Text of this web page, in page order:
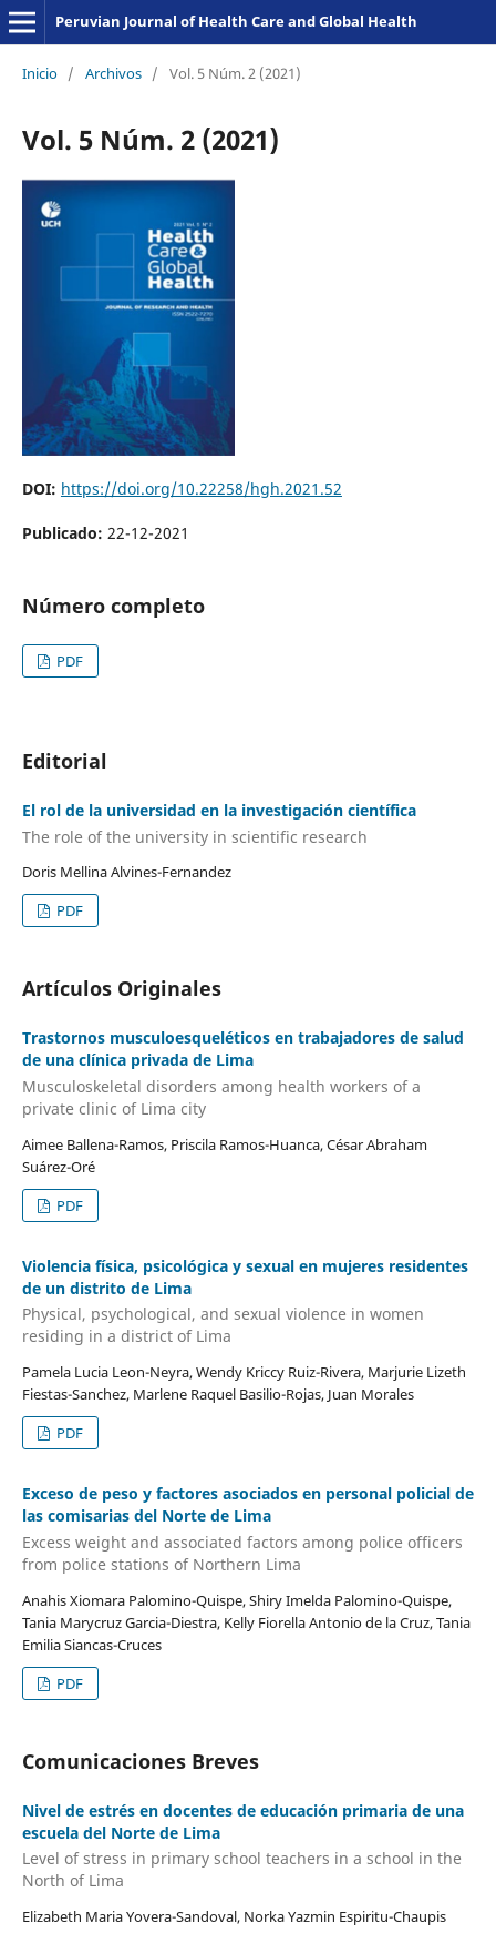
Peruvian Journal of Health Care and Global Health
Inicio / Archivos / Vol. 5 Núm. 2 (2021)
Vol. 5 Núm. 2 (2021)
DOI: https://doi.org/10.22258/hgh.2021.52
Publicado: 22-12-2021
Número completo
PDF
Editorial
El rol de la universidad en la investigación científica
The role of the university in scientific research
Doris Mellina Alvines-Fernandez
PDF
Artículos Originales
Trastornos musculoesqueléticos en trabajadores de salud
de una clínica privada de Lima
Musculoskeletal disorders among health workers of a
private clinic of Lima city
Aimee Ballena-Ramos, Priscila Ramos-Huanca, César Abraham
Suárez-Oré
PDF
Violencia física, psicológica y sexual en mujeres residentes
de un distrito de Lima
Physical, psychological, and sexual violence in women
residing in a district of Lima
Pamela Lucia Leon-Neyra, Wendy Kriccy Ruiz-Rivera, Marjurie Lizeth
Fiestas-Sanchez, Marlene Raquel Basilio-Rojas, Juan Morales
PDF
Exceso de peso y factores asociados en personal policial de
las comisarias del Norte de Lima
Excess weight and associated factors among police officers
from police stations of Northern Lima
Anahis Xiomara Palomino-Quispe, Shiry Imelda Palomino-Quispe,
Tania Marycruz Garcia-Diestra, Kelly Fiorella Antonio de la Cruz, Tania
Emilia Siancas-Cruces
PDF
Comunicaciones Breves
Nivel de estrés en docentes de educación primaria de una
escuela del Norte de Lima
Level of stress in primary school teachers in a school in the
North of Lima
Elizabeth Maria Yovera-Sandoval, Norka Yazmin Espiritu-Chaupis